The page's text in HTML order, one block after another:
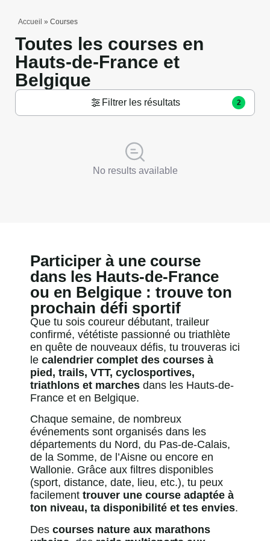
Accueil » Courses
Toutes les courses en
Hauts-de-France et
Belgique
Filtrer les résultats 2
No results available
Participer à une course
dans les Hauts-de-France
ou en Belgique : trouve ton
prochain défi sportif
Que tu sois coureur débutant, traileur
confirmé, vététiste passionné ou triathlète
en quête de nouveaux défis, tu trouveras ici
le calendrier complet des courses à
pied, trails, VTT, cyclosportives,
triathlons et marches dans les Hauts-de-
France et en Belgique.
Chaque semaine, de nombreux
événements sont organisés dans les
départements du Nord, du Pas-de-Calais,
de la Somme, de l’Aisne ou encore en
Wallonie. Grâce aux filtres disponibles
(sport, distance, date, lieu, etc.), tu peux
facilement trouver une course adaptée à
ton niveau, ta disponibilité et tes envies.
Des courses nature aux marathons